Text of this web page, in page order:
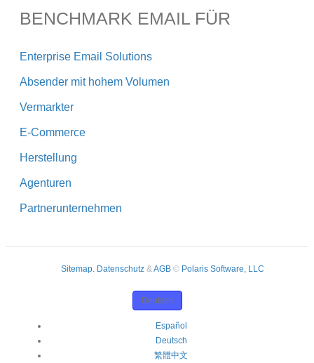
BENCHMARK EMAIL FÜR
Enterprise Email Solutions
Absender mit hohem Volumen
Vermarkter
E-Commerce
Herstellung
Agenturen
Partnerunternehmen
Sitemap. Datenschutz& AGB© Polaris Software, LLC
Deutsch
Español
Deutsch
繁體中文